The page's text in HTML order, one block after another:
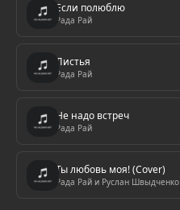
Если полюблю
Рада Рай
Листья
Рада Рай
Не надо встреч
Рада Рай
Ты любовь моя! (Cover)
Рада Рай и Руслан Швыдченко